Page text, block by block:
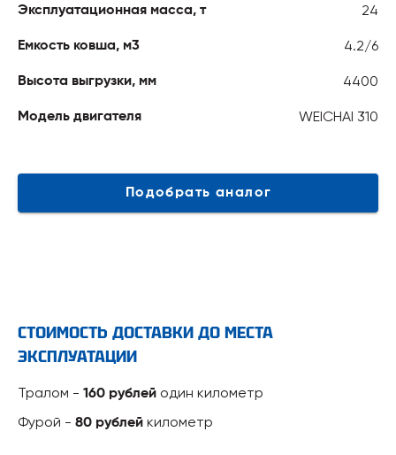
Эксплуатационная масса, т 24
Емкость ковша, м3 4.2/6
Высота выгрузки, мм 4400
Модель двигателя WEICHAI 310
Подобрать аналог
СТОИМОСТЬ ДОСТАВКИ ДО МЕСТА
ЭКСПЛУАТАЦИИ
Тралом - 160 рублей один километр
Фурой - 80 рублей километр